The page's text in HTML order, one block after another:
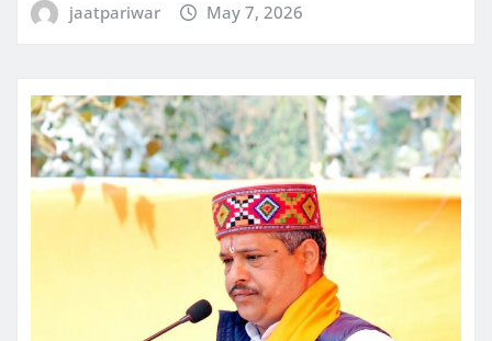
jaatpariwar May 7, 2026